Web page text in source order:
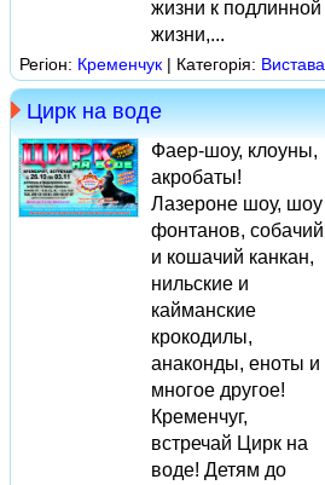
жизни к подлинной
жизни,...
Регіон: Кременчук | Категорія: Вистава
Цирк на воде
Фаер-шоу, клоуны,
акробаты!
Лазероне шоу, шоу
фонтанов, собачий
и кошачий канкан,
нильские и
кайманские
крокодилы,
анаконды, еноты и
многое другое!
Кременчуг,
встречай Цирк на
воде! Детям до